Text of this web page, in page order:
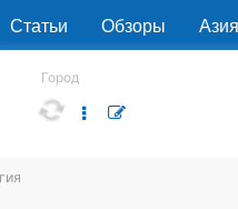
Статьи Обзоры Азия
Город